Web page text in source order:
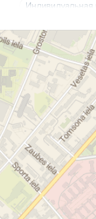
Индивидуальная
Панические
Проблемы